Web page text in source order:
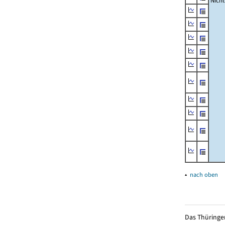
▴ nach oben
Das